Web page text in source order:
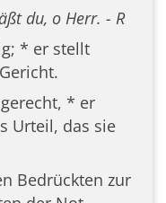
du, o Herr. - R
* er stellt
* er
Urteil, das sie
Bedrückten zur